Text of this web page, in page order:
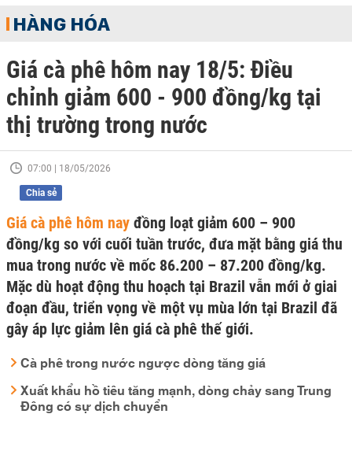
HÀNG HÓA
Giá cà phê hôm nay 18/5: Điều
chỉnh giảm 600 - 900 đồng/kg tại
thị trường trong nước
07:00 | 18/05/2026
Chia sẻ
Giá cà phê hôm nay đồng loạt giảm 600 – 900
đồng/kg so với cuối tuần trước, đưa mặt bằng giá thu
mua trong nước về mốc 86.200 – 87.200 đồng/kg.
Mặc dù hoạt động thu hoạch tại Brazil vẫn mới ở giai
đoạn đầu, triển vọng về một vụ mùa lớn tại Brazil đã
gây áp lực giảm lên giá cà phê thế giới.
Cà phê trong nước ngược dòng tăng giá
Xuất khẩu hồ tiêu tăng mạnh, dòng chảy sang Trung
Đông có sự dịch chuyển